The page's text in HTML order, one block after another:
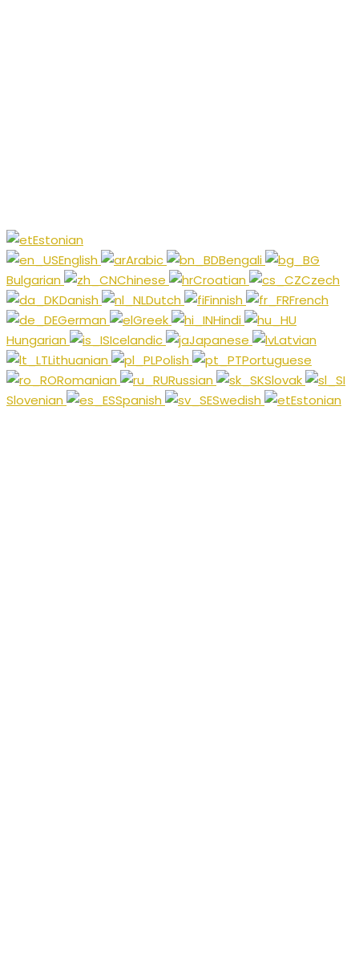
Estonian
English
Arabic
Bengali
Bulgarian
Chinese Croatian
Czech
Danish
Dutch Finnish
French
German
Greek
Hindi
Hungarian
Icelandic Japanese
Latvian
Lithuanian
Polish
Portuguese
Romanian
Russian
Slovak
Slovenian
Spanish Swedish Estonian